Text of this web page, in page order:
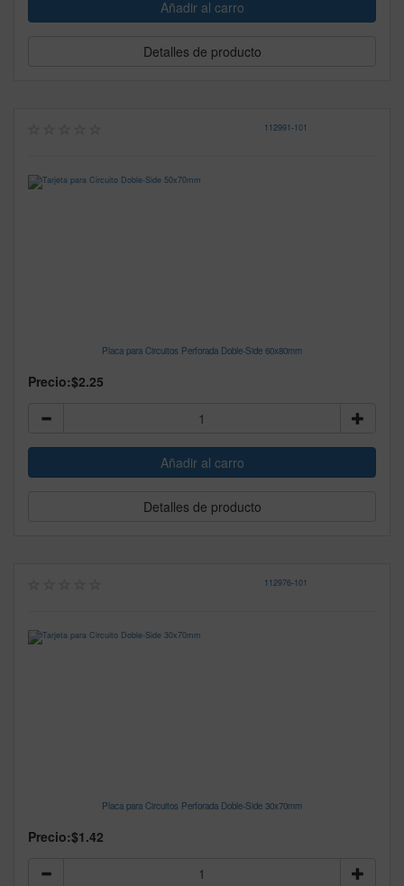
Detalles de producto
112991-101
Placa para Circuitos Perforada Doble-Side 60x80mm
Precio:$2.25
Detalles de producto
112976-101
Placa para Circuitos Perforada Doble-Side 30x70mm
Precio:$1.42